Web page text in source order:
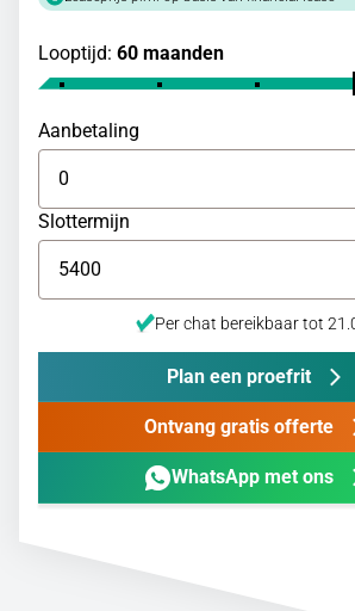
Looptijd: 60 maanden
Aanbetaling
Slottermijn
Per chat bereikbaar tot
Plan een proefrit
Ontvang gratis offerte
WhatsApp met ons